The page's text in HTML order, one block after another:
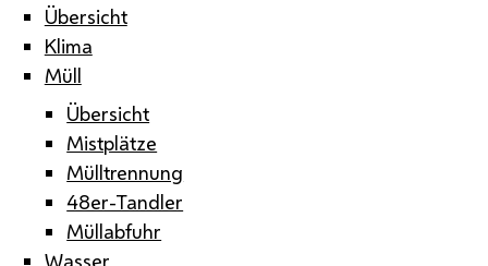
Übersicht
Klima
Müll
Übersicht
Mistplätze
Mülltrennung
48er-Tandler
Müllabfuhr
Wasser